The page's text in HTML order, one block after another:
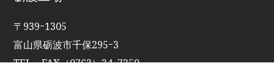
〒939ｰ1305
富山県砺波市千保295ｰ3
TEL・FAX（0763）34ｰ7350